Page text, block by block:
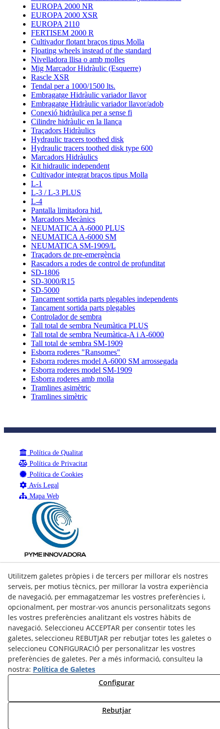
EUROPA 2000 NR
EUROPA 2000 XSR
EUROPA 2110
FERTISEM 2000 R
Cultivador flotant braços tipus Molla
Floating wheels instead of the standard
Nivelladora llisa o amb molles
Mig Marcador Hidràulic (Esquerre)
Rascle XSR
Tendal per a 1000/1500 lts.
Embragatge Hidràulic variador llavor
Embragatge Hidràulic variador llavor/adob
Conexió hidràulica per a sense fi
Cilindre hidràulic en la llança
Traçadors Hidràulics
Hydraulic tracers toothed disk
Hydraulic tracers toothed disk type 600
Marcadors Hidràulics
Kit hidraulic independent
Cultivador integrat braços tipus Molla
L-1
L-3 / L-3 PLUS
L-4
Pantalla limitadora hid.
Marcadors Mecànics
NEUMATICA A-6000 PLUS
NEUMATICA A-6000 SM
NEUMATICA SM-1909/L
Traçadors de pre-emergència
Rascadors a rodes de control de profunditat
SD-1806
SD-3000/R15
SD-5000
Tancament sortida parts plegables independents
Tancament sortida parts plegables
Controlador de sembra
Tall total de sembra Neumàtica PLUS
Tall total de sembra Neumàtica-A i A-6000
Tall total de sembra SM-1909
Esborra roderes "Ransomes"
Esborra roderes model A-6000 SM arrossegada
Esborra roderes model SM-1909
Esborra roderes amb molla
Tramlines asimètric
Tramlines simètric
Política de Qualitat
Política de Privacitat
Política de Cookies
Avís Legal
Mapa Web
Utilitzem galetes pròpies i de tercers per millorar els nostres
serveis, per motius tècnics, per millorar la vostra experiència
de navegació, per emmagatzemar les vostres preferències i,
opcionalment, per mostrar-vos anuncis personalitzats segons
les vostres preferències analitzant els vostres hàbits de
navegació. Seleccioneu ACCEPTAR per consentir totes les
galetes, seleccioneu REBUTJAR per rebutjar totes les galetes o
seleccioneu CONFIGURACIÓ per personalitzar les vostres
preferències de galetes. Per a més informació, consulteu la
nostra: Política de Galetes
Configurar
Rebutjar